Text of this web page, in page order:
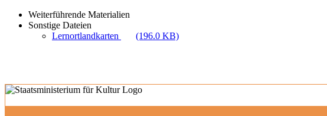
Weiterführende Materialien
Sonstige Dateien
Lernortlandkarten
(196.0 KB)